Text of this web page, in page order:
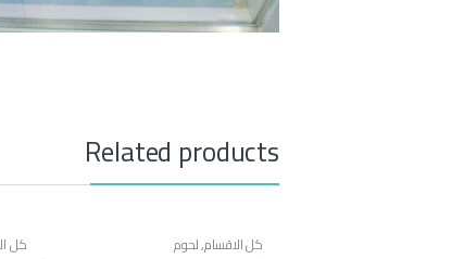
Related products
كل الاقسام,لحوم كل